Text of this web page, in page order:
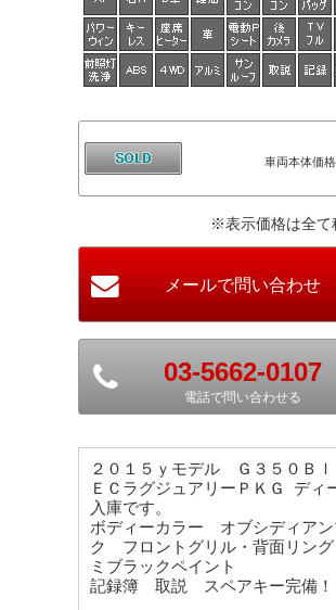
車両本体価格
※表示価格は全て
03-5662-0107
電話で問い合わせる
２０１５ｙモデル Ｇ３５０Ｂｌ
ＥＣラグジュアリーＰＫＧ ディ
入庫です。
ボディーカラー オブシディアン
ク フロントグリル・背面リン
ミブラックペイント
記録簿 取説 スペアキー完備！